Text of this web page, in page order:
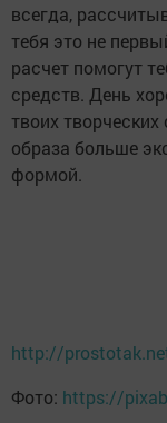
всегда,
тебя это не
расчет помогут
средств. День
твоих
образа больше
формой.
http://
Фото: https://